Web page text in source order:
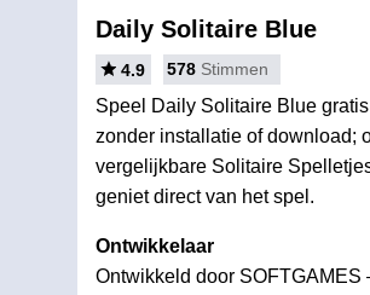
Daily Solitaire Blue
4.9 578 Stimmen
Speel Daily Solitaire Blue
zonder installatie of download;
vergelijkbare Solitaire
geniet direct van het spel.
Ontwikkelaar
Ontwikkeld door SOFTGAMES